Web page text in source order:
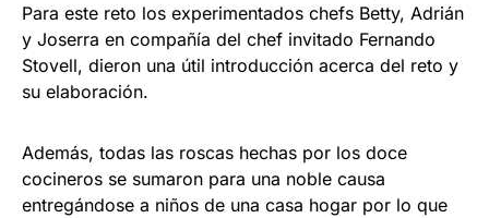
Para este reto los experimentados chefs Betty, Adrián
y Joserra en compañía del chef invitado Fernando
Stovell, dieron una útil introducción acerca del reto y
su elaboración.
Además, todas las roscas hechas por los doce
cocineros se sumaron para una noble causa
entregándose a niños de una casa hogar por lo que